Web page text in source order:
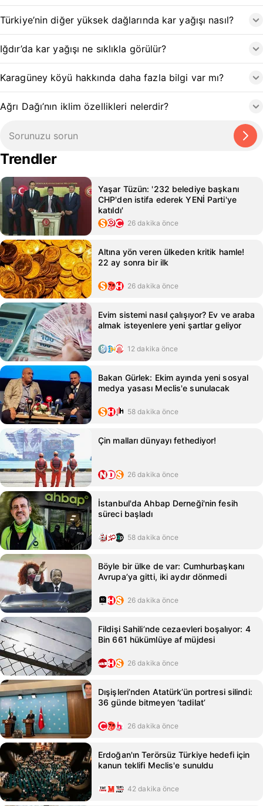
Türkiye’nin diğer yüksek dağlarında kar yağışı nasıl?
Iğdır’da kar yağışı ne sıklıkla görülür?
Karagüney köyü hakkında daha fazla bilgi var mı?
Ağrı Dağı’nın iklim özellikleri nelerdir?
Trendler
Yaşar Tüzün: '232 belediye başkanı
CHP'den istifa ederek YENİ Parti'ye
katıldı'
26 dakika önce
Altına yön veren ülkeden kritik hamle!
22 ay sonra bir ilk
26 dakika önce
Evim sistemi nasıl çalışıyor? Ev ve araba
almak isteyenlere yeni şartlar geliyor
12 dakika önce
Bakan Gürlek: Ekim ayında yeni sosyal
medya yasası Meclis'e sunulacak
58 dakika önce
Çin malları dünyayı fethediyor!
26 dakika önce
İstanbul'da Ahbap Derneği'nin fesih
süreci başladı
58 dakika önce
Böyle bir ülke de var: Cumhurbaşkanı
Avrupa’ya gitti, iki aydır dönmedi
26 dakika önce
Fildişi Sahili’nde cezaevleri boşalıyor: 4
Bin 661 hükümlüye af müjdesi
26 dakika önce
Dışişleri’nden Atatürk’ün portresi silindi:
36 günde bitmeyen ‘tadilat’
26 dakika önce
Erdoğan'ın Terörsüz Türkiye hedefi için
kanun teklifi Meclis'e sunuldu
42 dakika önce